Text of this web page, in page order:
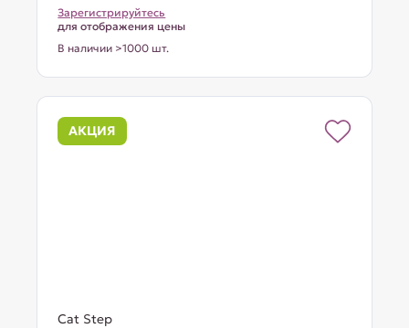
Зарегистрируйтесь
для отображения цены
В наличии >1000 шт.
АКЦИЯ
Cat Step